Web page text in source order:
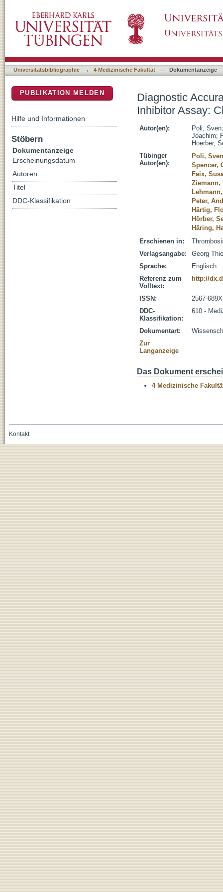
Experiences for Dabigatran Monitoring
Universitätsbibliographie → 4 Medizinische Fakultät → Dokumentanzeige
Diagnostic
Inhibitor Assay:
Autor(en): Poli, Sven
Joachim;
Hoerber,
Tübinger
Autor(en):
Poli, Sven
Spencer,
Faix,
Ziemann,
Peter,
Härtig,
Hörber,
Häring,
Erschienen in:
Verlagsangabe:
Georg
Sprache:
Englisch
Referenz zum
Volltext:
http://
ISSN:
2567-689X
DDC-
Klassifikation:
610 -
Dokumentart:
Zur
Langanzeige
Das Dokument
4 Medizinische
PUBLIKATION MELDEN
Hilfe und Informationen
Stöbern
Dokumentanzeige
Erscheinungsdatum
Autoren
Titel
DDC-Klassifikation
Kontakt